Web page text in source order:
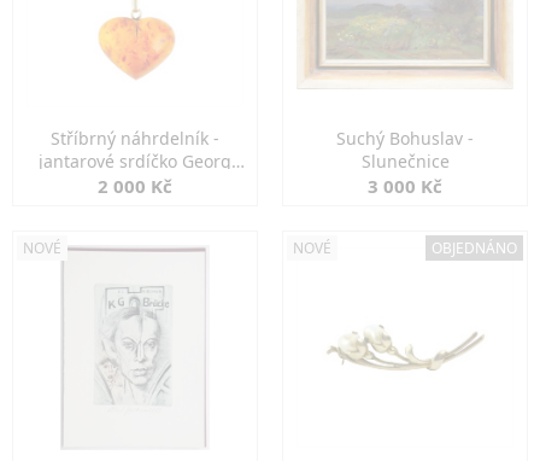
Stříbrný náhrdelník -
jantarové srdíčko Georg
Kramer
2 000 Kč
Suchý Bohuslav -
Slunečnice
3 000 Kč
NOVÉ NOVÉ OBJEDNÁNO